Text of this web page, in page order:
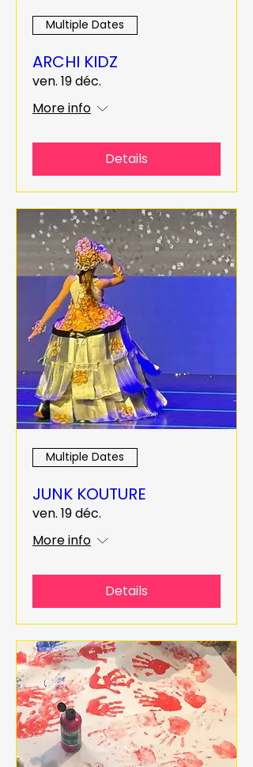
Multiple Dates
ARCHI KIDZ
ven. 19 déc.
More info
Details
Multiple Dates
JUNK KOUTURE
ven. 19 déc.
More info
Details